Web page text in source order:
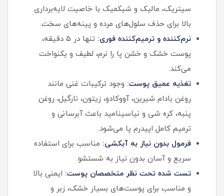
سیتریک، مالیک و شیکمیک با خاصیت لایه‌برداری
بالا برای حذف سلول‌های مرده و پینه‌های سخت.
نرم‌کننده و ترمیم‌کننده فوری:
تنها در ۵ دقیقه،
پوست خشک و خشن پا را نرم، لطیف و یکنواخت
می‌کند.
تغذیه عمیق پوست: وجود ترکیبات غنی مانند
روغن بادام شیرین، آووکادو، زیتون، نارگیل، روغن
پنبه، کره شی و نیاسینامید باعث آبرسانی و
ترمیم کامل اپیدرم پا می‌شود.
فرمول بدون نیاز به آبکشی: مناسب برای استفاده
سریع و آسان بدون نیاز به شستشو.
تست شده تحت نظر متخصصان پوست: ایمنی بالا
و مناسب برای پوست‌های بسیار خشک، زبر و